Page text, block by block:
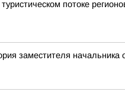
потоке
заместителя